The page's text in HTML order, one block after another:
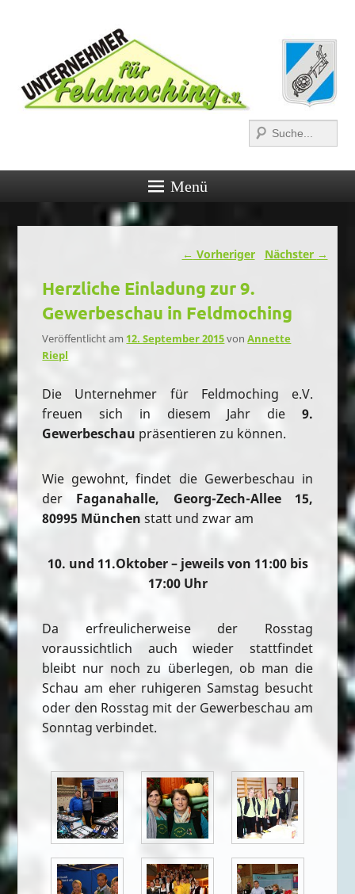
Menü
← Vorheriger Nächster →
Herzliche Einladung zur 9.
Gewerbeschau in Feldmoching
Veröffentlicht am12. September 2015vonAnnette
Riepl
Die Unternehmer für Feldmoching e.V.
freuen sich in diesem Jahr die 9.
Gewerbeschau präsentieren zu können.
Wie gewohnt, findet die Gewerbeschau in
der Faganahalle, Georg-Zech-Allee 15,
80995 München statt und zwar am
10. und 11.Oktober – jeweils von 11:00 bis
17:00 Uhr
Da erfreulicherweise der Rosstag
voraussichtlich auch wieder stattfindet
bleibt nur noch zu überlegen, ob man die
Schau am eher ruhigeren Samstag besucht
oder den Rosstag mit der Gewerbeschau am
Sonntag verbindet.